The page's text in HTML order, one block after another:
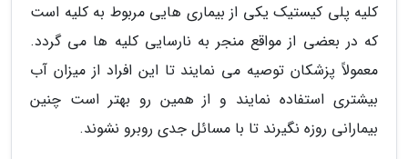
کلیه پلی کیستیک یکی از بیماری هایی مربوط به کلیه است
که در بعضی از مواقع منجر به نارسایی کلیه ها می گردد.
معمولاً پزشکان توصیه می نمایند تا این افراد از میزان آب
بیشتری استفاده نمایند و از همین رو بهتر است چنین
بیمارانی روزه نگیرند تا با مسائل جدی روبرو نشوند.